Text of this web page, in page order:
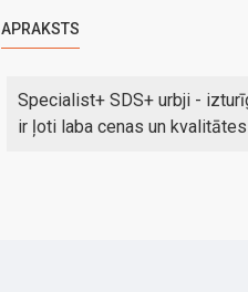
APRAKSTS
Specialist+ SDS+ urbji -
ir ļoti laba cenas un